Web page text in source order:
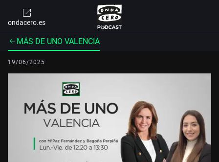
ondacero.es
MÁS DE UNO VALENCIA
19/06/2025